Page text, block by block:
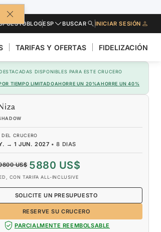
BLOGESP BUSCAR INICIAR SESIÓN
TARIFAS Y OFERTAS FIDELIZACIÓN
DISPONIBLES PARA ESTE CRUCERO
TIEMPO LIMITADOAHORRE UN 20%AHORRE UN 40%
DEL CRUCERO
→ 1 JUN. 2027 •8 DIAS
US$ 5880 US$
CON TARIFA ALL-INCLUSIVE
RESERVE SU CRUCERO
SOLICITE UN PRESUPUESTO
PARCIALMENTE REEMBOLSABLE